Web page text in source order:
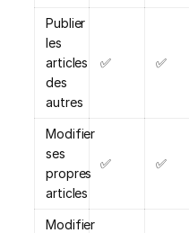
Publier
les
articles
des
autres
✅ ✅
Modifier
ses
propres
articles
✅ ✅
Modifier